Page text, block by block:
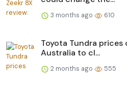
3 months ago 610
Toyota Tundra
Australia to cl...
2 months ago 555